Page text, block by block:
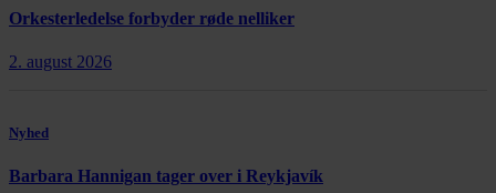
Orkesterledelse forbyder røde nelliker
2. august 2026
Nyhed
Barbara Hannigan tager over i Reykjavík